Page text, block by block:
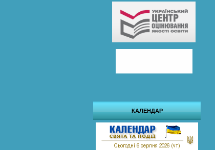
КАЛЕНДАР